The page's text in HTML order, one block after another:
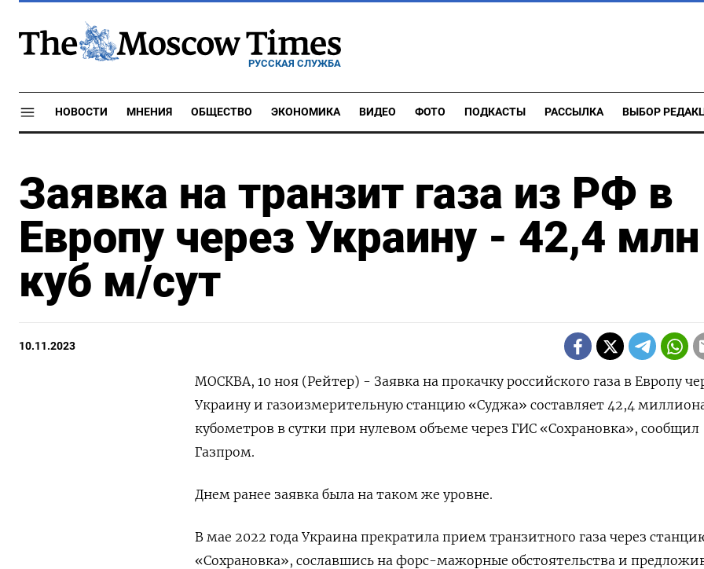
РУССКАЯ СЛУЖБА
НОВОСТИ МНЕНИЯ ОБЩЕСТВО ЭКОНОМИКА ВИДЕО ФОТО ПОДКАСТЫ РАССЫЛКА ВЫБОР
Заявка на транзит газа из РФ в
Европу через Украину - 42,4 млн
куб м/сут
10.11.2023
МОСКВА, 10 ноя (Рейтер) - Заявка на прокачку российского газа в Европу
Украину и газоизмерительную станцию «Суджа» составляет 42,4
кубометров в сутки при нулевом объеме через ГИС «Сохрановка», сообщил
Газпром.
Днем ранее заявка была на таком же уровне.
В мае 2022 года Украина прекратила прием транзитного газа через
«Сохрановка», сославшись на форс-мажорные обстоятельства и